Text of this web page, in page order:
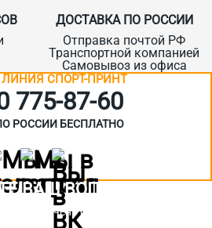
ДОСТАВКА ПО РОССИИ
Отправка почтой РФ
Транспортной компанией
Самовывоз из офиса
ЛИНИЯ СПОРТ-ПРИНТ
775‑87-60
РОССИИ БЕСПЛАТНО
ВАШ ВОПРОС
Мы очень быстро свяжемся с вами